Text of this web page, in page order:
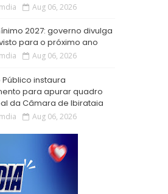
Aug 06, 2026
2027: governo divulga
para o próximo ano
Aug 06, 2026
Público instaura
para apurar quadro
da Câmara de Ibirataia
Aug 06, 2026